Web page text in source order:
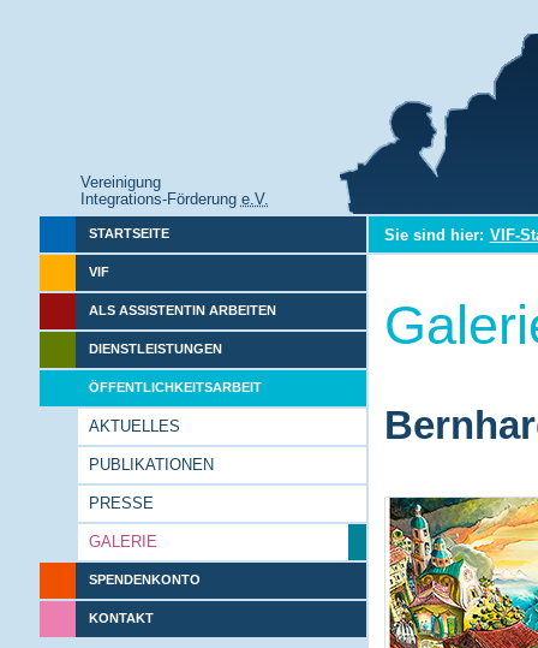
Vereinigung
Integrations-Förderung e.V.
STARTSEITE
VIF
ALS ASSISTENTIN ARBEITEN
DIENSTLEISTUNGEN
ÖFFENTLICHKEITSARBEIT
AKTUELLES
PUBLIKATIONEN
PRESSE
GALERIE
SPENDENKONTO
KONTAKT
Sie sind hier: VIF-